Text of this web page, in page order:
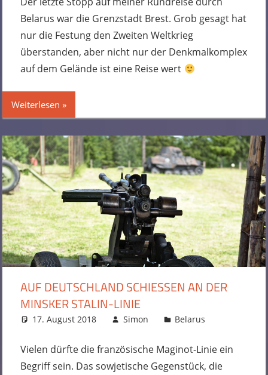
Belarus war die Grenzstadt Brest. Grob gesagt hat
nur die Festung den Zweiten Weltkrieg
überstanden, aber nicht nur der Denkmalkomplex
auf dem Gelände ist eine Reise wert
Weiterlesen
AUF DEUTSCHLAND SCHIESSEN AN DER M
INSKER STALIN-LINIE
17. August 2018 Simon
Belarus
hinterlassen
Vielen dürfte die französische Maginot-Linie ein
Begriff sein. Das sowjetische Gegenstück, die